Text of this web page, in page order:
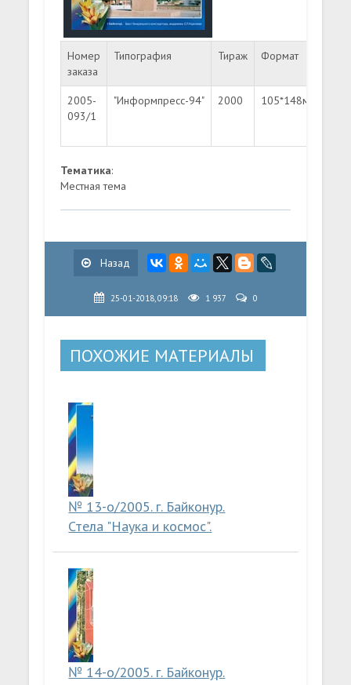
Номер
заказа
Типография Тираж Формат
2005-
093/1
"Информпресс-94" 2000 105*148мм
Тематика:
Местная тема
Назад
25-01-2018, 09:18 1 937 0
ПОХОЖИЕ МАТЕРИАЛЫ
№ 13-о/2005. г. Байконур.
Стела "Наука и космос".
№ 14-о/2005. г. Байконур.